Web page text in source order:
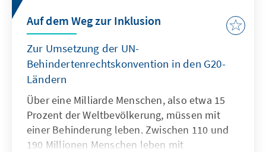
Auf dem Weg zur Inklusion
Zur Umsetzung der UN-
Behindertenrechtskonvention in den G20-
Ländern
Über eine Milliarde Menschen, also etwa 15
Prozent der Weltbevölkerung, müssen mit
einer Behinderung leben. Zwischen 110 und
190 Millionen Menschen leben mit